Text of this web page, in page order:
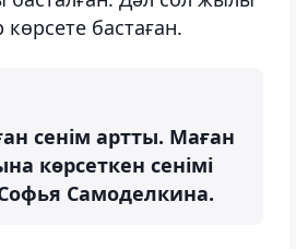
бастаған.
сенім артты. Маған
көрсеткен сенімі
Самоделкина.